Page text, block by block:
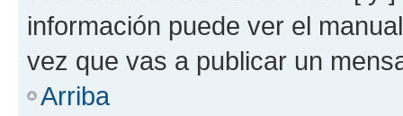
información puede ver el
vez que vas a publicar un
Arriba